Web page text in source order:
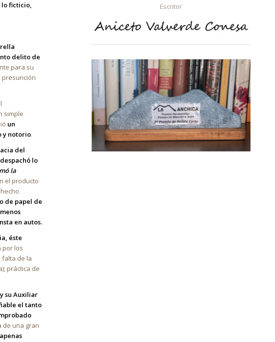
lo ficticio,
delito de
para su
presunción
simple
un
y notorio.
del
lo
la
el producto
de papel de
en autos.
éste
por los
falta de la
práctica de
su Auxiliar
el tanto
de una gran
Escritor